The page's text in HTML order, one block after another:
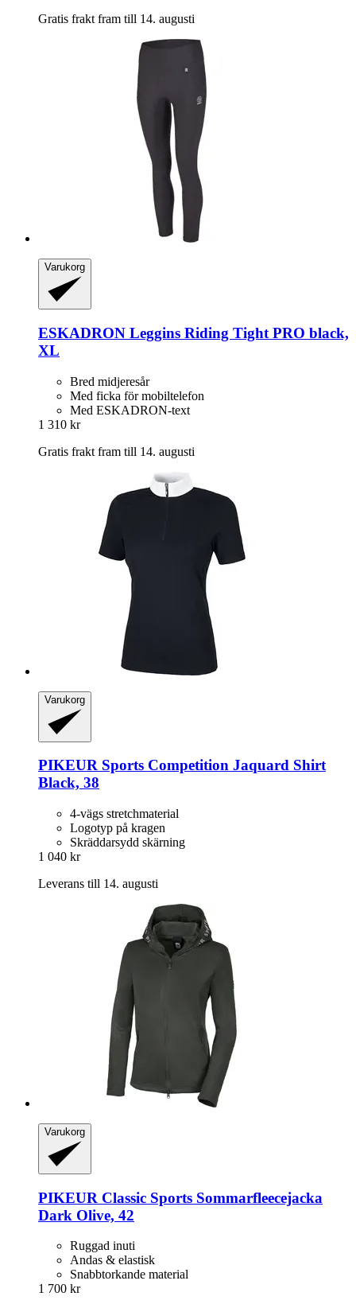
Gratis frakt fram till 14. augusti
Varukorg
ESKADRON Leggins Riding Tight PRO black,
XL
Bred midjeresår
Med ficka för mobiltelefon
Med ESKADRON-text
1 310 kr
Gratis frakt fram till 14. augusti
Varukorg
PIKEUR Sports Competition Jaquard Shirt
Black, 38
4-vägs stretchmaterial
Logotyp på kragen
Skräddarsydd skärning
1 040 kr
Leverans till 14. augusti
Varukorg
PIKEUR Classic Sports Sommarfleecejacka
Dark Olive, 42
Ruggad inuti
Andas & elastisk
Snabbtorkande material
1 700 kr